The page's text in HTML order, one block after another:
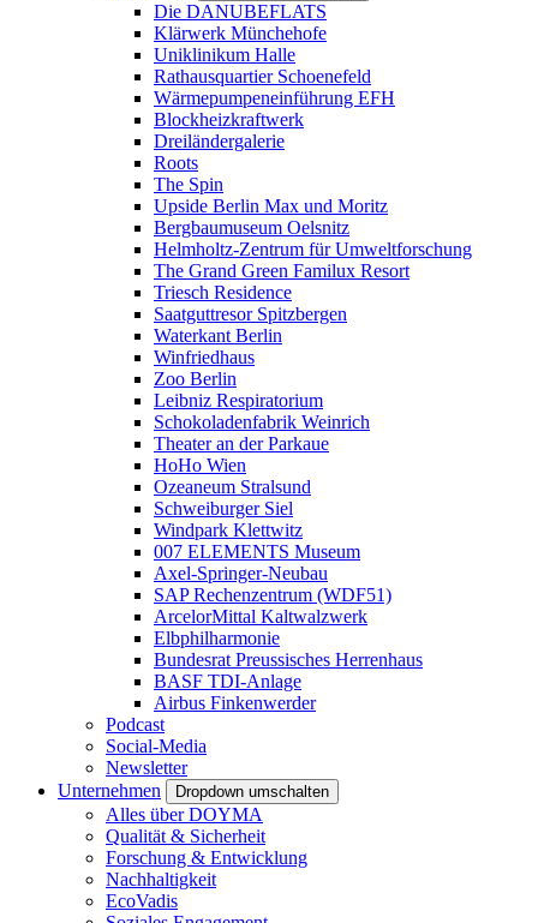
Die DANUBEFLATS
Klärwerk Münchehofe
Uniklinikum Halle
Rathausquartier Schoenefeld
Wärmepumpeneinführung EFH
Blockheizkraftwerk
Dreiländergalerie
Roots
The Spin
Upside Berlin Max und Moritz
Bergbaumuseum Oelsnitz
Helmholtz-Zentrum für Umweltforschung
The Grand Green Familux Resort
Triesch Residence
Saatguttresor Spitzbergen
Waterkant Berlin
Winfriedhaus
Zoo Berlin
Leibniz Respiratorium
Schokoladenfabrik Weinrich
Theater an der Parkaue
HoHo Wien
Ozeaneum Stralsund
Schweiburger Siel
Windpark Klettwitz
007 ELEMENTS Museum
Axel-Springer-Neubau
SAP Rechenzentrum (WDF51)
ArcelorMittal Kaltwalzwerk
Elbphilharmonie
Bundesrat Preussisches Herrenhaus
BASF TDI-Anlage
Airbus Finkenwerder
Podcast
Social-Media
Newsletter
Unternehmen
Dropdown umschalten
Alles über DOYMA
Qualität & Sicherheit
Forschung & Entwicklung
Nachhaltigkeit
EcoVadis